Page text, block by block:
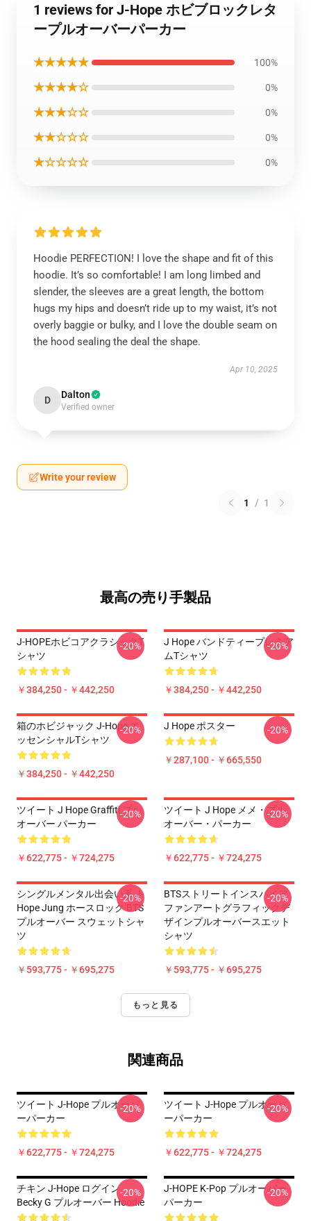
1 reviews for J-Hope ホビブロックレタ
ープルオーバーパーカー
★★★★★ 100%
★★★★☆ 0%
★★★☆☆ 0%
★★☆☆☆ 0%
★☆☆☆☆ 0%
Hoodie PERFECTION! I love the shape and fit of this
hoodie. It’s so comfortable! I am long limbed and
slender, the sleeves are a great length, the bottom
hugs my hips and doesn’t ride up to my waist, it’s not
overly baggie or bulky, and I love the double seam on
the hood sealing the deal the shape.
Apr 10, 2025
D Dalton
Verified owner
Write your review
1 / 1
最高の売り手製品
J-HOPEホビコアクラシックT
シャツ
￥384,250 - ￥442,250
-20%
J Hope バンドティープレミア
ムTシャツ
￥384,250 - ￥442,250
-20%
箱のホビジャック J-Hope エ
ッセンシャルTシャツ
￥384,250 - ￥442,250
-20% J Hope ポスター
￥287,100 - ￥665,550
-20%
ツイート J Hope Graffiti プル
オーバー パーカー
￥622,775 - ￥724,275
-20%
ツイート J Hope メメ・プル
オーバー・パーカー
￥622,775 - ￥724,275
-20%
シングルメンタル出会い系 J-
Hope Jung ホースロック BTS
プルオーバー スウェットシャ
ツ
￥593,775 - ￥695,275
-20%
BTSストリートインスパイア
ファンアートグラフィックデ
ザインプルオーバースエット
シャツ
￥593,775 - ￥695,275
-20%
もっと見る
関連商品
ツイート J-Hope プルオーバ
ーパーカー
￥622,775 - ￥724,275
-20%
ツイート J-Hope プルオーバ
ーパーカー
￥622,775 - ￥724,275
-20%
チキン J-Hope ログイン
Becky G プルオーバー Hoodie
-20%
J-HOPE K-Pop プルオーバー
パーカー
-20%